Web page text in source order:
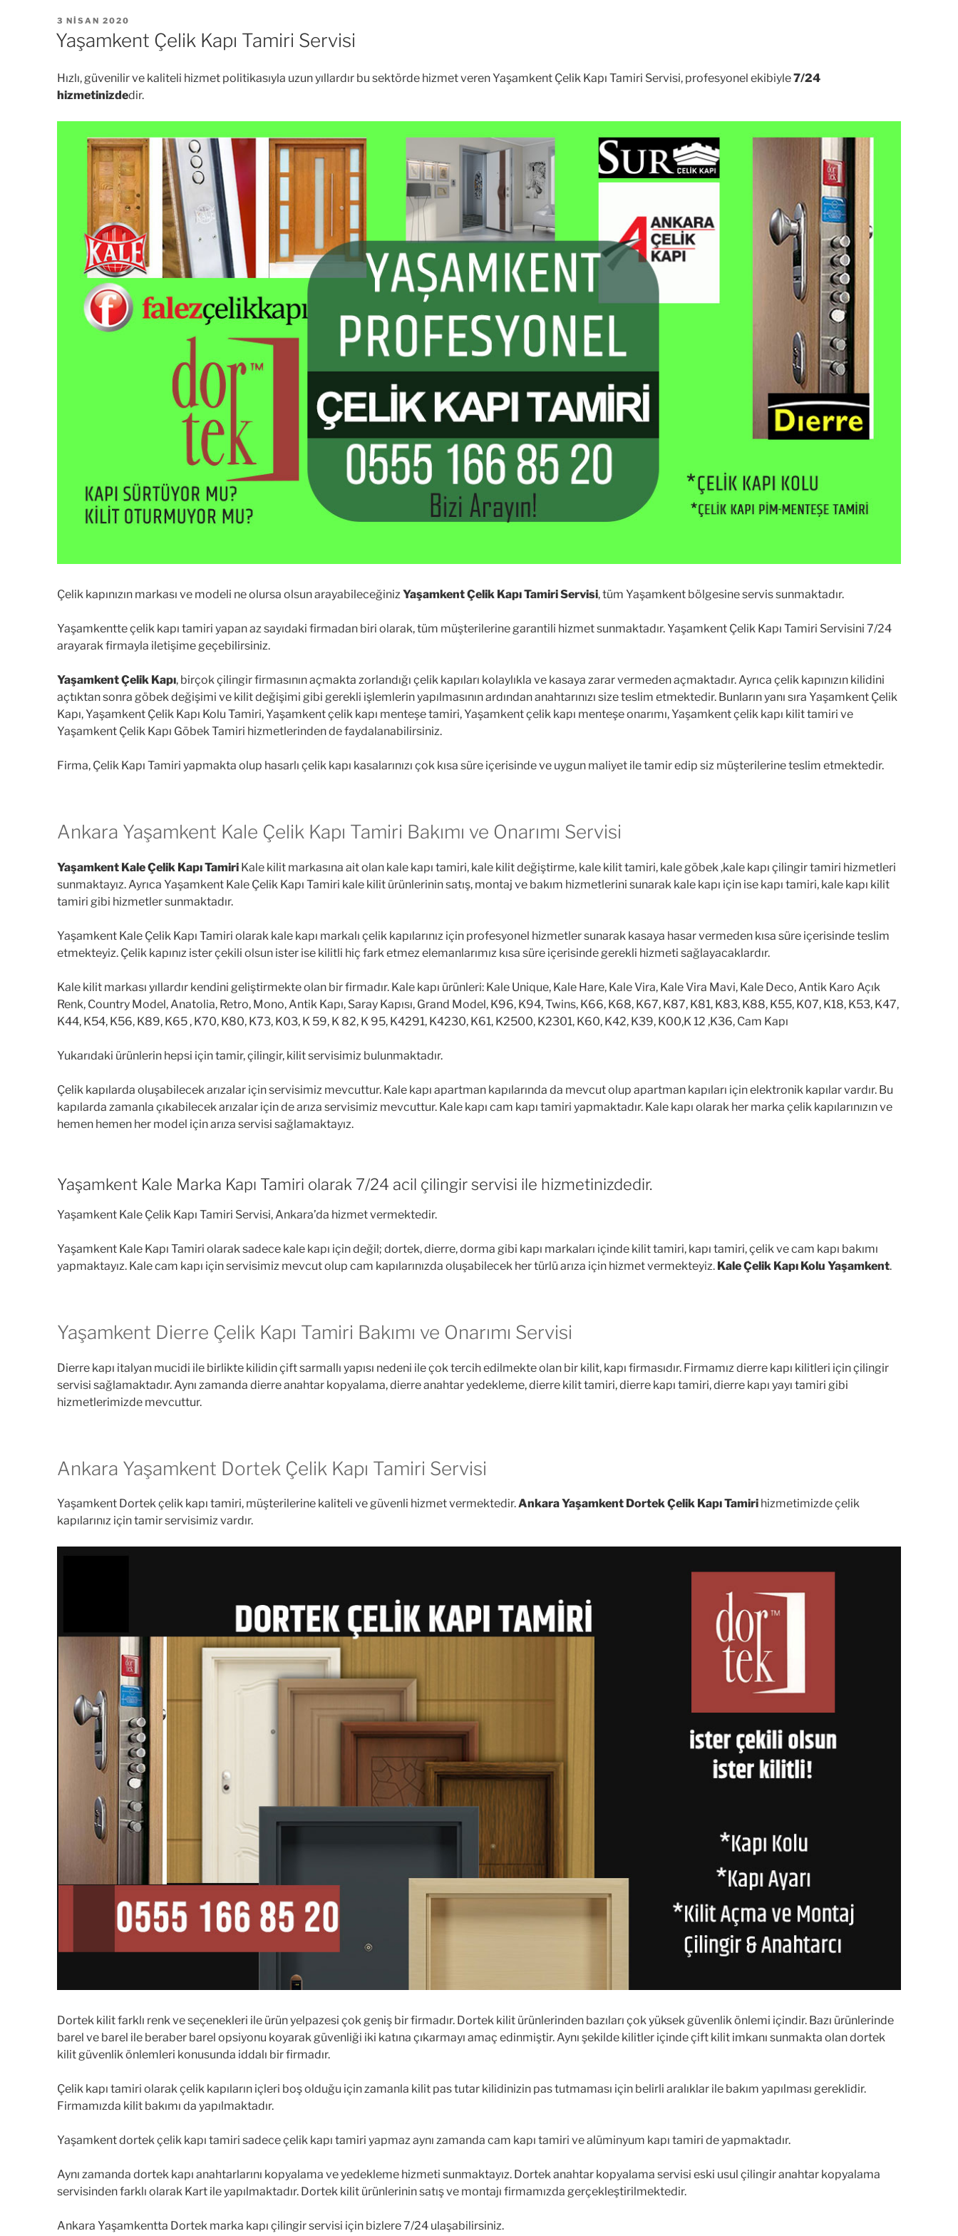
YAYIM
TARIHI
3 NISAN 2020
Yaşamkent Çelik Kapı Tamiri Servisi
Hızlı, güvenilir ve kaliteli hizmet politikasıyla uzun yıllardır bu sektörde hizmet veren Yaşamkent Çelik Kapı Tamiri Servisi, profesyonel ekibiyle7/24
hizmetinizdedir.
Çelik kapınızın markası ve modeli ne olursa olsun arayabileceğinizYaşamkent Çelik Kapı Tamiri Servisi, tüm Yaşamkent bölgesine servis sunmaktadır.
Yaşamkentte çelik kapı tamiri yapan az sayıdaki firmadan biri olarak, tüm müşterilerine garantili hizmet sunmaktadır. Yaşamkent Çelik Kapı Tamiri Servisini 7/24
arayarak firmayla iletişime geçebilirsiniz.
Yaşamkent Çelik Kapı, birçok çilingir firmasının açmakta zorlandığı çelik kapıları kolaylıkla ve kasaya zarar vermeden açmaktadır. Ayrıca çelik kapınızın kilidini
açtıktan sonra göbek değişimi ve kilit değişimi gibi gerekli işlemlerin yapılmasının ardından anahtarınızı size teslim etmektedir. Bunların yanı sıra Yaşamkent Çelik
Kapı, Yaşamkent Çelik Kapı Kolu Tamiri, Yaşamkent çelik kapı menteşe tamiri, Yaşamkent çelik kapı menteşe onarımı, Yaşamkent çelik kapı kilit tamiri ve
Yaşamkent Çelik Kapı Göbek Tamiri hizmetlerinden de faydalanabilirsiniz.
Firma, Çelik Kapı Tamiri yapmakta olup hasarlı çelik kapı kasalarınızı çok kısa süre içerisinde ve uygun maliyet ile tamir edip siz müşterilerine teslim etmektedir.
Ankara Yaşamkent Kale Çelik Kapı Tamiri Bakımı ve Onarımı Servisi
Yaşamkent Kale Çelik Kapı Tamiri Kale kilit markasına ait olan kale kapı tamiri, kale kilit değiştirme, kale kilit tamiri, kale göbek ,kale kapı çilingir tamiri hizmetleri
sunmaktayız. Ayrıca Yaşamkent Kale Çelik Kapı Tamiri kale kilit ürünlerinin satış, montaj ve bakım hizmetlerini sunarak kale kapı için ise kapı tamiri, kale kapı kilit
tamiri gibi hizmetler sunmaktadır.
Yaşamkent Kale Çelik Kapı Tamiri olarak kale kapı markalı çelik kapılarınız için profesyonel hizmetler sunarak kasaya hasar vermeden kısa süre içerisinde teslim
etmekteyiz. Çelik kapınız ister çekili olsun ister ise kilitli hiç fark etmez elemanlarımız kısa süre içerisinde gerekli hizmeti sağlayacaklardır.
Kale kilit markası yıllardır kendini geliştirmekte olan bir firmadır. Kale kapı ürünleri: Kale Unique, Kale Hare, Kale Vira, Kale Vira Mavi, Kale Deco, Antik Karo Açık
Renk, Country Model, Anatolia, Retro, Mono, Antik Kapı, Saray Kapısı, Grand Model, K96, K94, Twins, K66, K68, K67, K87, K81, K83, K88, K55, K07, K18, K53, K47,
K44, K54, K56, K89, K65 , K70, K80, K73, K03, K 59, K 82, K 95, K4291, K4230, K61, K2500, K2301, K60, K42, K39, K00,K 12 ,K36, Cam Kapı
Yukarıdaki ürünlerin hepsi için tamir, çilingir, kilit servisimiz bulunmaktadır.
Çelik kapılarda oluşabilecek arızalar için servisimiz mevcuttur. Kale kapı apartman kapılarında da mevcut olup apartman kapıları için elektronik kapılar vardır. Bu
kapılarda zamanla çıkabilecek arızalar için de arıza servisimiz mevcuttur. Kale kapı cam kapı tamiri yapmaktadır. Kale kapı olarak her marka çelik kapılarınızın ve
hemen hemen her model için arıza servisi sağlamaktayız.
Yaşamkent Kale Marka Kapı Tamiri olarak 7/24 acil çilingir servisi ile hizmetinizdedir.
Yaşamkent Kale Çelik Kapı Tamiri Servisi, Ankara’da hizmet vermektedir.
Yaşamkent Kale Kapı Tamiri olarak sadece kale kapı için değil; dortek, dierre, dorma gibi kapı markaları içinde kilit tamiri, kapı tamiri, çelik ve cam kapı bakımı
yapmaktayız. Kale cam kapı için servisimiz mevcut olup cam kapılarınızda oluşabilecek her türlü arıza için hizmet vermekteyiz. Kale Çelik Kapı Kolu Yaşamkent.
Yaşamkent Dierre Çelik Kapı Tamiri Bakımı ve Onarımı Servisi
Dierre kapı italyan mucidi ile birlikte kilidin çift sarmallı yapısı nedeni ile çok tercih edilmekte olan bir kilit, kapı firmasıdır. Firmamız dierre kapı kilitleri için çilingir
servisi sağlamaktadır. Aynı zamanda dierre anahtar kopyalama, dierre anahtar yedekleme, dierre kilit tamiri, dierre kapı tamiri, dierre kapı yayı tamiri gibi
hizmetlerimizde mevcuttur.
Ankara Yaşamkent Dortek Çelik Kapı Tamiri Servisi
Yaşamkent Dortek çelik kapı tamiri, müşterilerine kaliteli ve güvenli hizmet vermektedir.Ankara Yaşamkent Dortek Çelik Kapı Tamiri hizmetimizde çelik
kapılarınız için tamir servisimiz vardır.
Dortek kilit farklı renk ve seçenekleri ile ürün yelpazesi çok geniş bir firmadır. Dortek kilit ürünlerinden bazıları çok yüksek güvenlik önlemi içindir. Bazı ürünlerinde
barel ve barel ile beraber barel opsiyonu koyarak güvenliği iki katına çıkarmayı amaç edinmiştir. Aynı şekilde kilitler içinde çift kilit imkanı sunmakta olan dortek
kilit güvenlik önlemleri konusunda iddalı bir firmadır.
Çelik kapı tamiri olarak çelik kapıların içleri boş olduğu için zamanla kilit pas tutar kilidinizin pas tutmaması için belirli aralıklar ile bakım yapılması gereklidir.
Firmamızda kilit bakımı da yapılmaktadır.
Yaşamkent dortek çelik kapı tamiri sadece çelik kapı tamiri yapmaz aynı zamanda cam kapı tamiri ve alüminyum kapı tamiri de yapmaktadır.
Aynı zamanda dortek kapı anahtarlarını kopyalama ve yedekleme hizmeti sunmaktayız. Dortek anahtar kopyalama servisi eski usul çilingir anahtar kopyalama
servisinden farklı olarak Kart ile yapılmaktadır. Dortek kilit ürünlerinin satış ve montajı firmamızda gerçekleştirilmektedir.
Ankara Yaşamkentta Dortek marka kapı çilingir servisi için bizlere 7/24 ulaşabilirsiniz.